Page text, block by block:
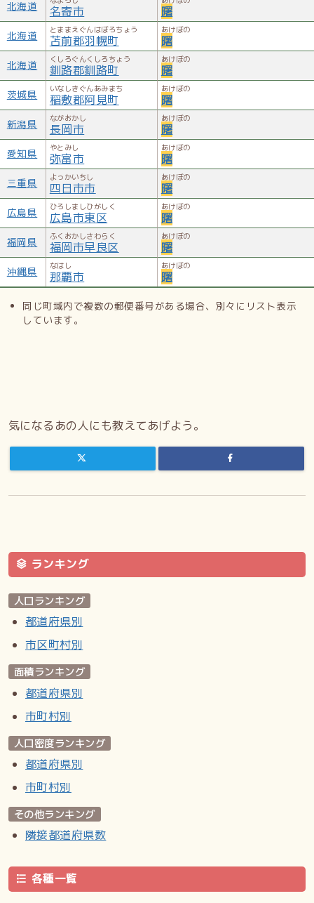
北海道 名寄市 曙
北海道 とままえぐんはぼろちょう
苫前郡羽幌町
あけぼの
曙
北海道 くしろぐんくしろちょう
釧路郡釧路町
あけぼの
曙
茨城県 いなしきぐんあみまち
稲敷郡阿見町
あけぼの
曙
新潟県 ながおかし
長岡市
あけぼの
曙
愛知県 やとみし
弥富市
あけぼの
曙
三重県 よっかいちし
四日市市
あけぼの
曙
広島県 ひろしましひがしく
広島市東区
あけぼの
曙
福岡県 ふくおかしさわらく
福岡市早良区
あけぼの
曙
沖縄県 なはし
那覇市
あけぼの
曙
同じ町域内で複数の郵便番号がある場合、別々にリスト表示
しています。
気になるあの人にも教えてあげよう。
ランキング
人口ランキング
都道府県別
市区町村別
面積ランキング
都道府県別
市町村別
人口密度ランキング
都道府県別
市町村別
その他ランキング
隣接都道府県数
各種一覧